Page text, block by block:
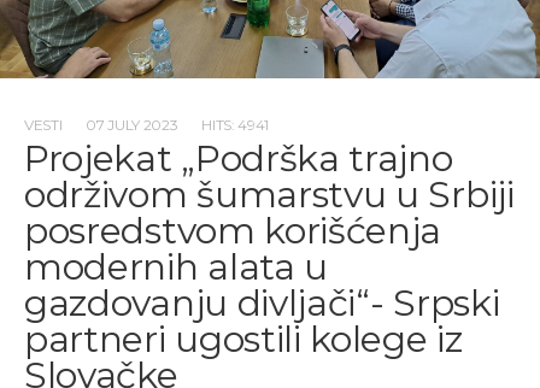
VESTI 07 JULY 2023 HITS: 4941
Projekat „Podrška trajno
održivom šumarstvu u Srbiji
posredstvom korišćenja
modernih alata u
gazdovanju divljači“- Srpski
partneri ugostili kolege iz
Slovačke